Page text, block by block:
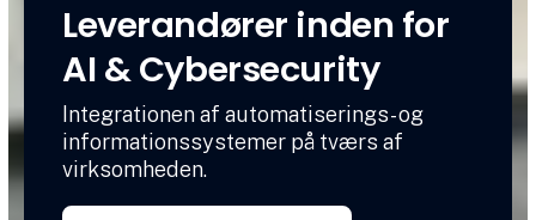
Leverandører inden for
AI & Cybersecurity
Integrationen af automatiserings- og
informationssystemer på tværs af
virksomheden.